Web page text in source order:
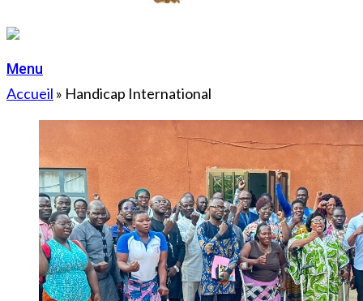
Menu
Accueil » Handicap International